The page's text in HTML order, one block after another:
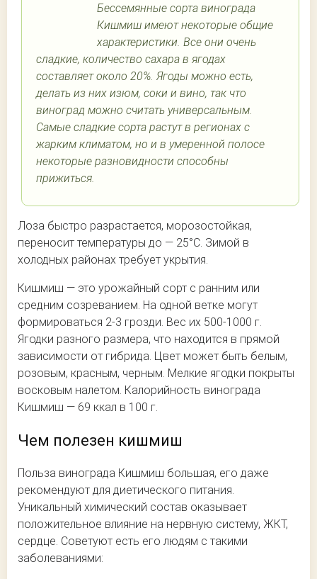
Бессемянные сорта винограда
Кишмиш имеют некоторые общие
характеристики. Все они очень
сладкие, количество сахара в ягодах
составляет около 20%. Ягоды можно есть,
делать из них изюм, соки и вино, так что
виноград можно считать универсальным.
Самые сладкие сорта растут в регионах с
жарким климатом, но и в умеренной полосе
некоторые разновидности способны
прижиться.
Лоза быстро разрастается, морозостойкая,
переносит температуры до — 25°С. Зимой в
холодных районах требует укрытия.
Кишмиш — это урожайный сорт с ранним или
средним созреванием. На одной ветке могут
формироваться 2-3 грозди. Вес их 500-1000 г.
Ягодки разного размера, что находится в прямой
зависимости от гибрида. Цвет может быть белым,
розовым, красным, черным. Мелкие ягодки покрыты
восковым налетом. Калорийность винограда
Кишмиш — 69 ккал в 100 г.
Чем полезен кишмиш
Польза винограда Кишмиш большая, его даже
рекомендуют для диетического питания.
Уникальный химический состав оказывает
положительное влияние на нервную систему, ЖКТ,
сердце. Советуют есть его людям с такими
заболеваниями: